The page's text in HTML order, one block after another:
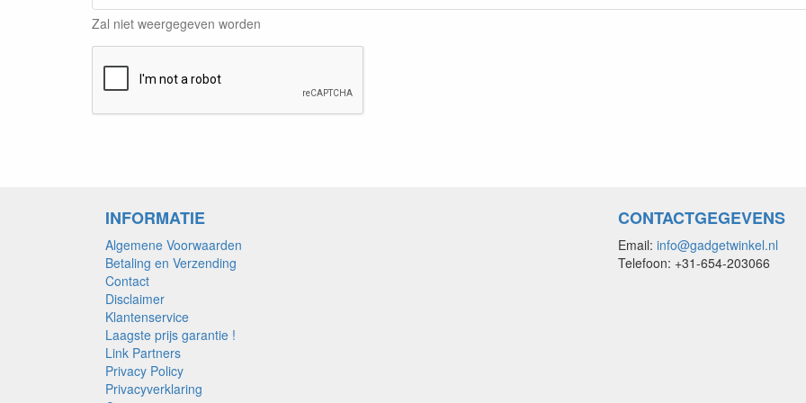
Zal niet weergegeven worden
INFORMATIE
Algemene Voorwaarden
Betaling en Verzending
Contact
Disclaimer
Klantenservice
Laagste prijs garantie !
Link Partners
Privacy Policy
Privacyverklaring
CONTACTGEGEVENS
Email: info@gadgetwinkel.nl
Telefoon: +31-654-203066